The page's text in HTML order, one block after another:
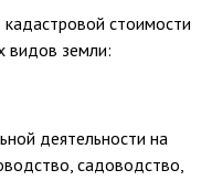
кадастровой стоимости
видов земли:
деятельности на
садоводство,